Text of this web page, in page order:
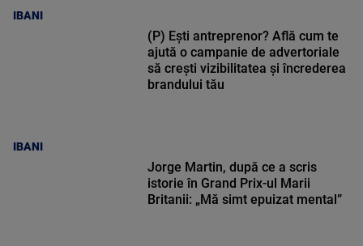
IBANI
IBANI
(P) Ești antreprenor? Află cum te
ajută o campanie de advertoriale
să crești vizibilitatea și încrederea
brandului tău
Jorge Martin, după ce a scris
istorie în Grand Prix-ul Marii
Britanii: „Mă simt epuizat mental”